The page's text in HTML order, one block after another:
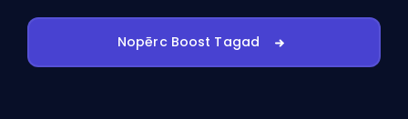
Nopērc Boost Tagad